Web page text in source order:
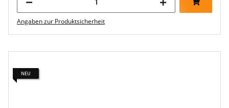
Angaben zur Produktsicherheit
NEU